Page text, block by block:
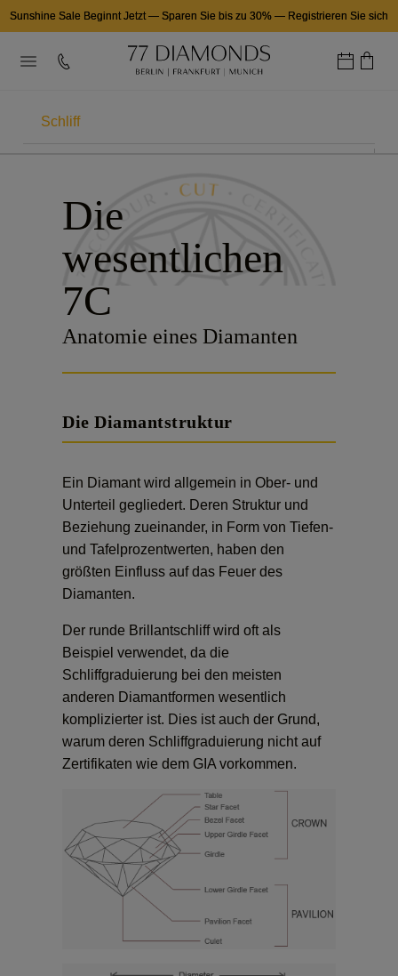
Sunshine Sale Beginnt Jetzt— Sparen Sie bis zu 30% — Registrieren Sie sich
Farbe
Reinheit
Schliff
Zertifizierung
Kosten
Fluo
Die
wesentlichen
7C
Anatomie eines Diamanten
Die Diamantstruktur
Ein Diamant wird allgemein in Ober- und
Unterteil gegliedert. Deren Struktur und
Beziehung zueinander, in Form von Tiefen-
und Tafelprozentwerten, haben den
größten Einfluss auf das Feuer des
Diamanten.
Der runde Brillantschliff wird oft als
Beispiel verwendet, da die
Schliffgraduierung bei den meisten
anderen Diamantformen wesentlich
komplizierter ist. Dies ist auch der Grund,
warum deren Schliffgraduierung nicht auf
Zertifikaten wie dem GIA vorkommen.